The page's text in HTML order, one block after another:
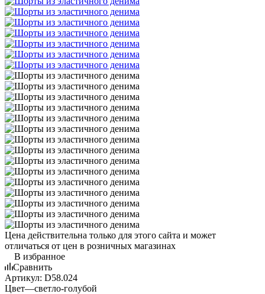
Цена действительна только для этого сайта и может
отличаться от цен в розничных магазинах
В избранное
Сравнить
Артикул: D58.024
Цвет—светло-голубой